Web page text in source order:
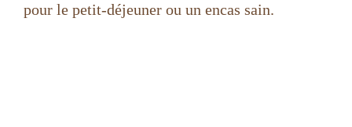
pour le petit-déjeuner ou un encas sain.